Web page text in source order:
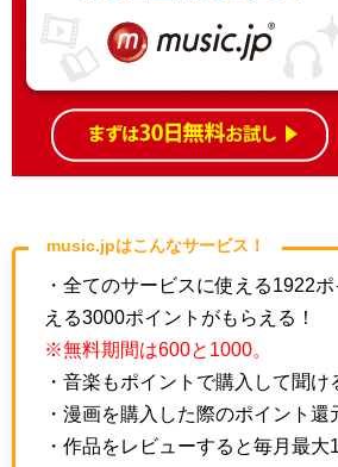
music.jpはこんなサービス！
・全てのサービスに使える1922
える3000ポイントがもらえる！
※無料期間は600と1000。
・音楽もポイントで購入して聞け
・漫画を購入した際のポイント還
・作品をレビューすると毎月最大